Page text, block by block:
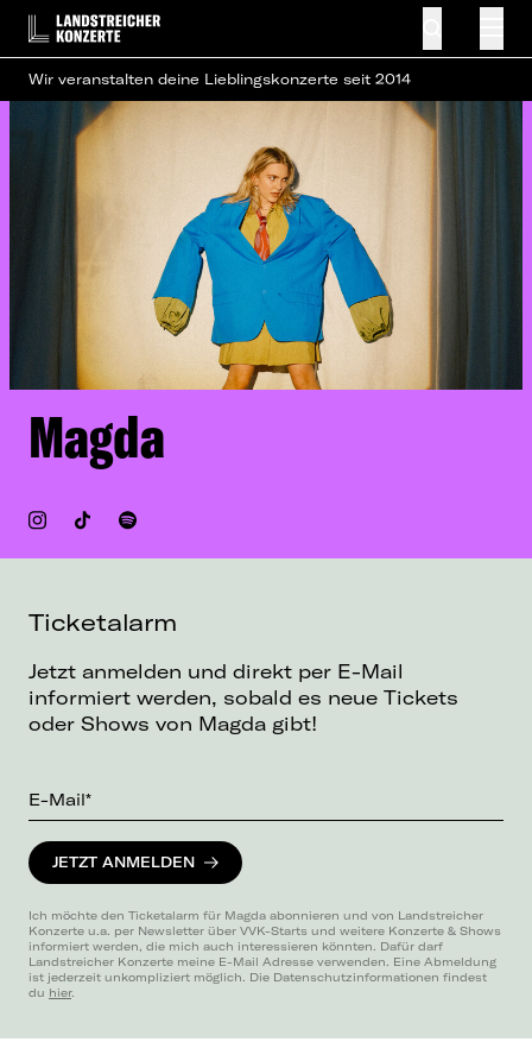
Wir veranstalten deine Lieblingskonzerte seit 2014
Magda
Ticketalarm
Jetzt anmelden und direkt per E-Mail
informiert werden, sobald es neue Tickets
oder Shows von Magda gibt!
E-Mail*
JETZT ANMELDEN
Ich möchte den Ticketalarm für Magda abonnieren und von Landstreicher
Konzerte u.a. per Newsletter über VVK-Starts und weitere Konzerte & Shows
informiert werden, die mich auch interessieren könnten. Dafür darf
Landstreicher Konzerte meine E-Mail Adresse verwenden. Eine Abmeldung
ist jederzeit unkompliziert möglich. Die Datenschutzinformationen findest
du hier.